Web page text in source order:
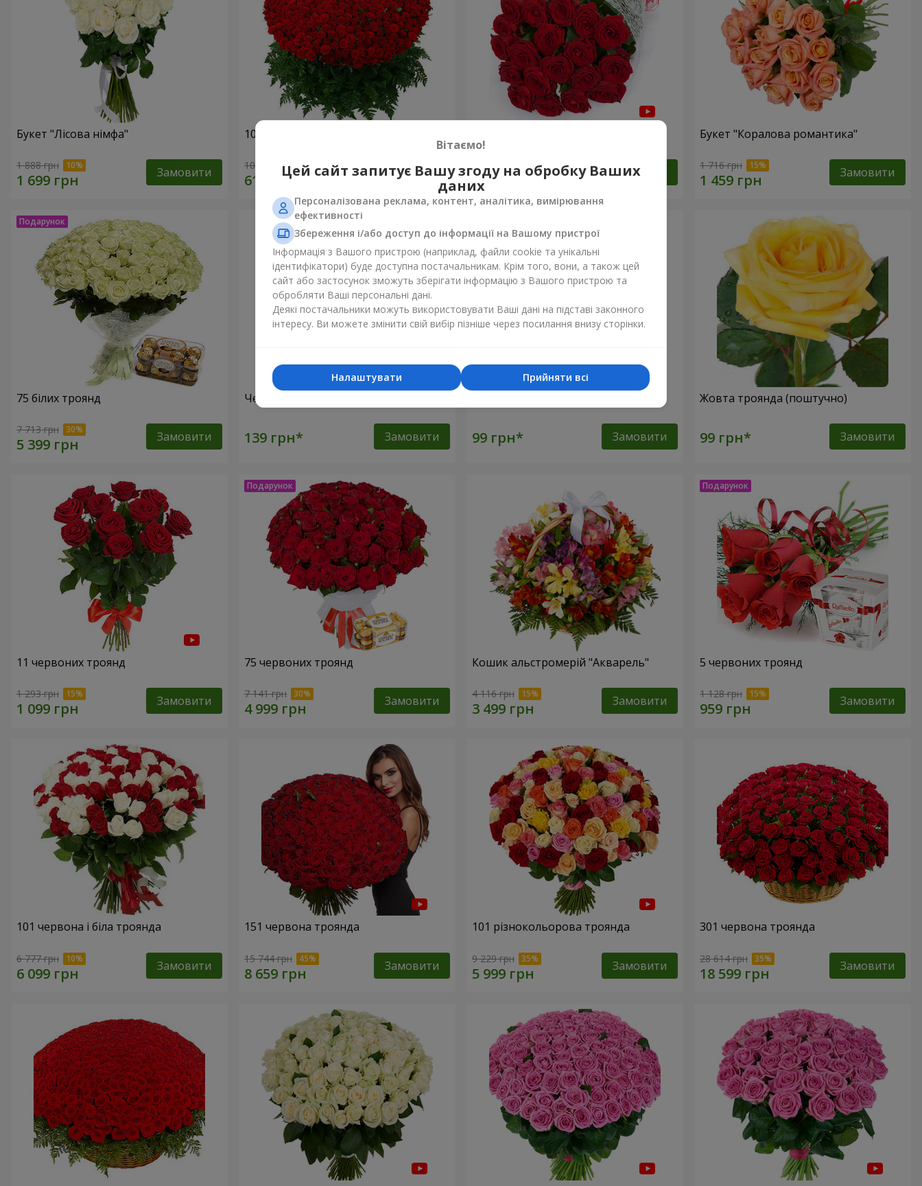
Букет "Лісова німфа"
1 888 грн Замовити
1000 троянд!
102 498 грн Замовити 2 199 грн Замовити
Букет "Коралова романтика"
1 716 грн Замовити
75 білих троянд
7 713 грн Замовити
Червона троянда (поштучно)
Замовити Замовити
Жовта троянда (поштучно)
Замовити
11 червоних троянд
1 293 грн Замовити
75 червоних троянд
7 141 грн Замовити
Кошик альстромерій "Акварель"
4 116 грн Замовити
5 червоних троянд
1 128 грн Замовити
101 червона і біла троянда
6 777 грн Замовити
151 червона троянда
15 744 грн Замовити
101 різнокольорова троянда
9 229 грн Замовити
301 червона троянда
28 614 грн Замовити
Вітаємо!
Цей сайт запитує Вашу згоду на обробку Ваших
даних
Персоналізована реклама, контент, аналітика, вимірювання
ефективності
Збереження і/або доступ до інформації на Вашому пристрої
Інформація з Вашого пристрою (наприклад, файли cookie та унікальні
ідентифікатори) буде доступна постачальникам. Крім того, вони, а також цей
сайт або застосунок зможуть зберігати інформацію з Вашого пристрою та
обробляти Ваші персональні дані.
Деякі постачальники можуть використовувати Ваші дані на підставі законного
інтересу. Ви можете змінити свій вибір пізніше через посилання внизу сторінки.
Прийняти всі
Налаштувати